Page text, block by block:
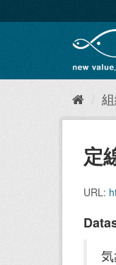
キ
て
定
URL: